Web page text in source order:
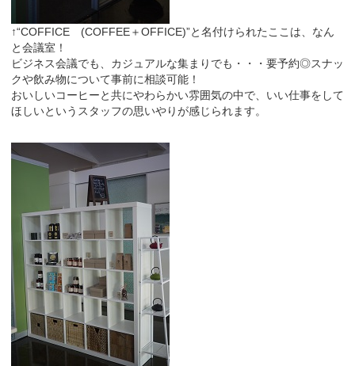
↑“COFFICE (COFFEE＋OFFICE)”と名付けられたここは、なん
と会議室！
ビジネス会議でも、カジュアルな集まりでも・・・要予約◎スナッ
クや飲み物について事前に相談可能！
おいしいコーヒーと共にやわらかい雰囲気の中で、いい仕事をして
ほしいというスタッフの思いやりが感じられます。